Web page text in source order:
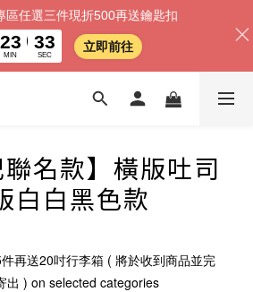
聯名款】橫版吐司
白白黑色款
再送20吋行李箱 ( 將於收到商品並完
出 ) on selected categories
區任選三件現折500再送鑰匙扣
23
MIN
30
SEC
立即前往